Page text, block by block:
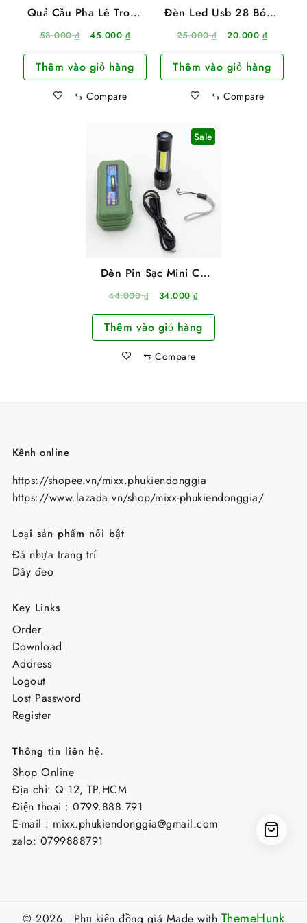
Quả Cầu Pha Lê Trong
Suốt 3D Phát Sáng Có
Đế Gỗ Để Bàn
58.000₫
Giá
gốc
là:
58.000 ₫.
45.000 ₫Giá
hiện
tại
là:
Thêm vào giỏ hàng
⇆ Compare
Đèn Led Usb 28 Bóng
Siêu Sáng
25.000₫
Giá
gốc
là:
25.000 ₫.
20.000 ₫Giá
hiện
tại
là:
Thêm vào giỏ hàng
⇆ Compare
Sale
Đèn Pin Sạc Mini Có
Zoom Hộp Xanh
XPE+COB Light Siêu
Sáng
44.000₫
Giá
gốc
là:
44.000 ₫.
34.000₫Giá
hiện
tại
là:
Thêm vào giỏ hàng
⇆ Compare
Kênh online
https://shopee.vn/mixx.phukiendonggia
https://www.lazada.vn/shop/mixx-phukiendonggia/
Loại sản phẩm nổi bật
Đá nhựa trang trí
Dây đeo
Key Links
Order
Download
Address
Logout
Lost Password
Register
Thông tin liên hệ.
Shop Online
Địa chỉ: Q.12, TP.HCM
Điện thoại : 0799.888.791
E-mail : mixx.phukiendonggia@gmail.com
zalo: 0799888791
© 2026 Phụ kiện đồng giá Made with ThemeHunk